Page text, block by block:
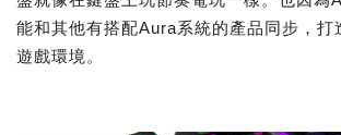
能和其他有搭配Aura系統的產品同步，打
遊戲環境。